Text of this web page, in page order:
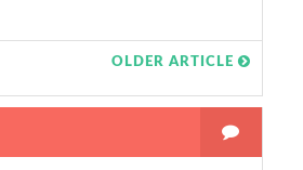
OLDER ARTICLE